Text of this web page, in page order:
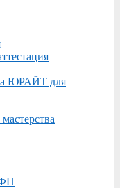
ЮРАЙТ для
ФП